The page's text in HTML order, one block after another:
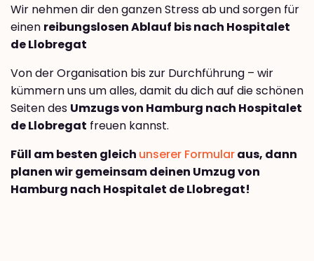
Wir nehmen dir den ganzen Stress ab und sorgen für
einen reibungslosen Ablauf bis nach Hospitalet
de Llobregat
Von der Organisation bis zur Durchführung – wir
kümmern uns um alles, damit du dich auf die schönen
Seiten des Umzugs von Hamburg nach Hospitalet
de Llobregat freuen kannst.
Füll am besten gleich unserer Formularaus, dann
planen wir gemeinsam deinen Umzug von
Hamburg nach Hospitalet de Llobregat!